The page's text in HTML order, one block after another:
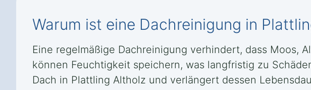
Warum ist eine Dachreinigung in
Eine regelmäßige Dachreinigung verhindert, dass Moos,
können Feuchtigkeit speichern, was langfristig zu
Dach in Plattling Altholz und verlängert dessen